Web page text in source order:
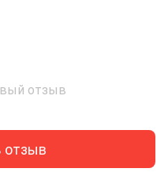
отзыв
отзыв